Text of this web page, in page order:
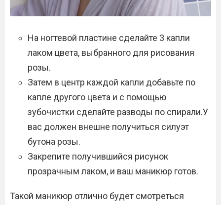
На ногтевой пластине сделайте 3 капли
лаком цвета, выбранного для рисования
розы.
Затем в центр каждой капли добавьте по
капле другого цвета и с помощью
зубочистки сделайте разводы по спирали.У
вас должен внешне получиться силуэт
бутона розы.
Закрепите получившийся рисунок
прозрачным лаком, и ваш маникюр готов.
Такой маникюр отлично будет смотреться